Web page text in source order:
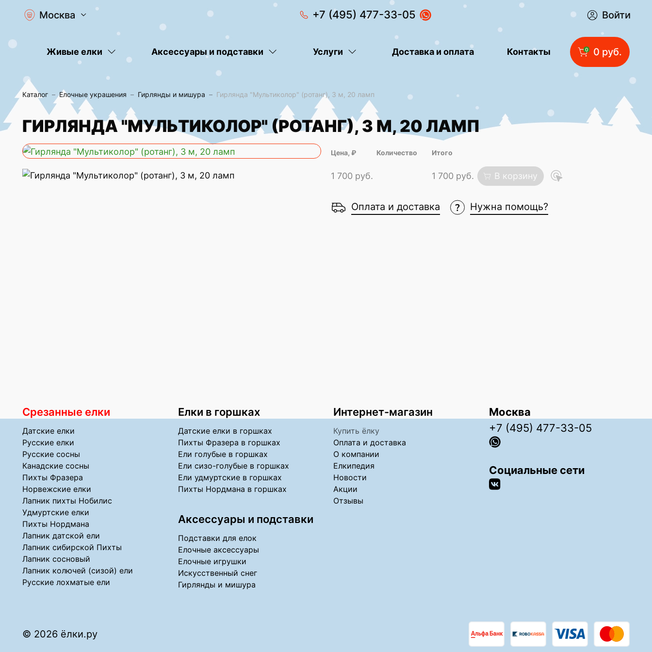
Москва +7 (495) 477-33-05 Войти
Живые елки Аксессуары и подставки Услуги Доставка и оплата Контакты 0 0 руб.
Каталог Елочные украшения Гирлянды и мишура Гирлянда "Мультиколор" (ротанг), 3 м, 20 ламп
ГИРЛЯНДА "МУЛЬТИКОЛОР" (РОТАНГ), 3 М, 20 ЛАМП
Цена, ₽ Количество Итого
1 700 руб. 1 700 руб. В корзину
Оплата и доставка Нужна помощь?
Срезанные елки
Датские елки
Русские елки
Русские сосны
Канадские сосны
Пихты Фразера
Норвежские елки
Лапник пихты Нобилис
Удмуртские елки
Пихты Нордмана
Лапник датской ели
Лапник сибирской Пихты
Лапник сосновый
Лапник колючей (сизой) ели
Русские лохматые ели
Елки в горшках
Датские елки в горшках
Пихты Фразера в горшках
Ели голубые в горшках
Ели сизо-голубые в горшках
Ели удмуртские в горшках
Пихты Нордмана в горшках
Аксессуары и подставки
Подставки для елок
Елочные аксессуары
Елочные игрушки
Искусственный снег
Гирлянды и мишура
Интернет-магазин
Купить ёлку
Оплата и доставка
О компании
Елкипедия
Новости
Акции
Отзывы
Москва
+7 (495) 477-33-05
Социальные сети
© 2026 ёлки.ру